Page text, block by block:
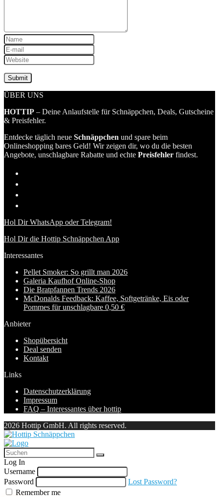
ÜBER UNS
HOTTIP – Deine Anlaufstelle für Schnäppchen, Deals, Gutscheine
& Preisfehler.
Entdecke täglich neue Schnäppchen und spare beim
Onlineshopping bares Geld! Wir zeigen dir, wo du die besten
Angebote, unschlagbare Rabatte und echte Preisfehler findest.
Hol Dir WhatsApp oder Telegram!
Hol Dir die Hottip Schnäppchen App
Interessantes
Pellet Smoker: So grillt man 2026
Galeria Kaufhof Online-Shop
Die Bratpfannen Trends 2026
McDonalds Feedback: Kaffee, Softgetränke, Eis oder
Pommes für unschlagbare 0,50 €
Anbieter
Shopübersicht
Deal senden
Kontakt
Links
Datenschutzerklärung
Impressum
FAQ – Interessantes über hottip
2026 Hottip GmbH. All rights reserved.
Log In
Username
Password
Lost Password?
Remember me